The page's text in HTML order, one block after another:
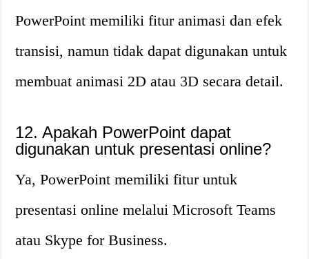
PowerPoint memiliki fitur animasi dan efek
transisi, namun tidak dapat digunakan untuk
membuat animasi 2D atau 3D secara detail.
12. Apakah PowerPoint dapat
digunakan untuk presentasi online?
Ya, PowerPoint memiliki fitur untuk
presentasi online melalui Microsoft Teams
atau Skype for Business.